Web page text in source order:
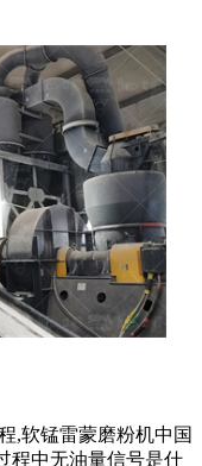
,软锰雷蒙磨粉机中国
程中无油量信号是什